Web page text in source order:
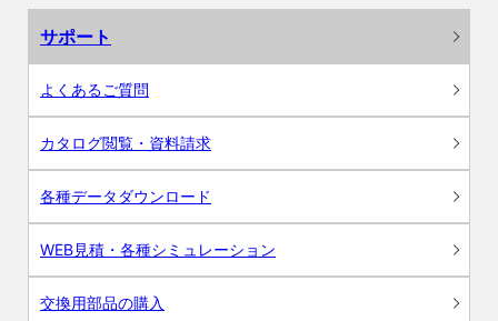
サポート
よくあるご質問
カタログ閲覧・資料請求
各種データダウンロード
WEB見積・各種シミュレーション
交換用部品の購入